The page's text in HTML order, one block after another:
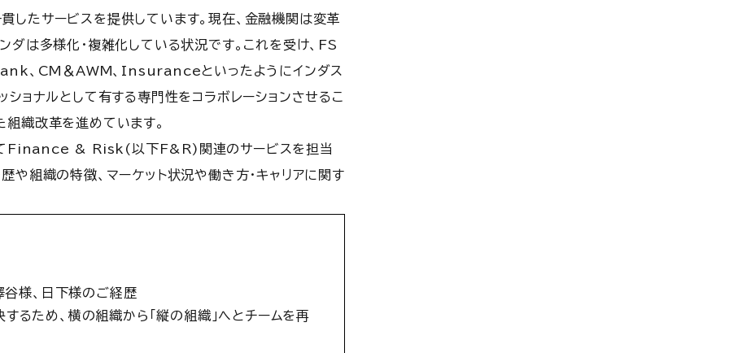
したサービスを提供しています。現在、金融機関は変革
ダは多様化・複雑化している状況です。これを受け、FS
、CM＆AWM、Insuranceといったようにインダス
ショナルとして有する専門性をコラボレーションさせるこ
織改革を進めています。
てFinance & Risk(以下F&R)関連のサービスを担当
や組織の特徴、マーケット状況や働き方・キャリアに関す
谷様、日下様のご経歴
るため、横の組織から「縦の組織」へとチームを再